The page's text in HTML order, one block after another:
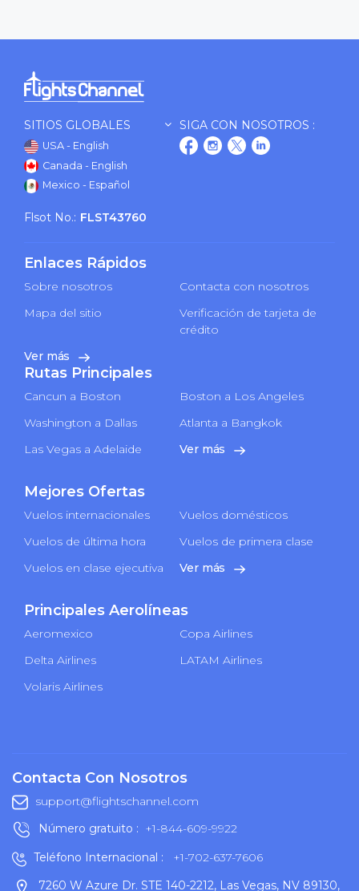
SITIOS GLOBALES
USA - English
Canada - English
Mexico - Español
SIGA CON NOSOTROS :
Flsot No.: FLST43760
Enlaces Rápidos
Sobre nosotros
Contacta con nosotros
Mapa del sitio
Verificación de tarjeta de
crédito
Ver más
Rutas Principales
Cancun a Boston
Boston a Los Angeles
Washington a Dallas
Atlanta a Bangkok
Las Vegas a Adelaide
Ver más
Mejores Ofertas
Vuelos internacionales
Vuelos domésticos
Vuelos de última hora
Vuelos de primera clase
Vuelos en clase ejecutiva
Ver más
Principales Aerolíneas
Aeromexico
Copa Airlines
Delta Airlines
LATAM Airlines
Volaris Airlines
Contacta Con Nosotros
support@flightschannel.com
Número gratuito : +1-844-609-9922
Teléfono Internacional :
+1-702-637-7606
7260 W Azure Dr. STE 140-2212, Las Vegas, NV 89130,